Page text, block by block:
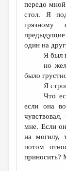
передо мной
стол. Я
грязному
один на
Я был
но
было
Я
Что
если она
мне. Если
на могилу,
потом
приносить?